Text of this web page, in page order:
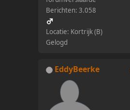
Berichten: 3.058
Locatie: Kortrijk (B)
Gelogd
EddyBeerke